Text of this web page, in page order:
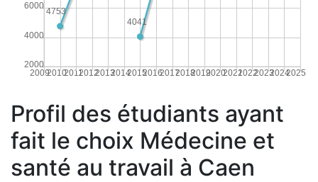
20092010201120122013201420152016201720182019202020212022202320242025
2000
4000
6000
4041
4753
Profil des étudiants ayant
fait le choix Médecine et
santé au travail à Caen